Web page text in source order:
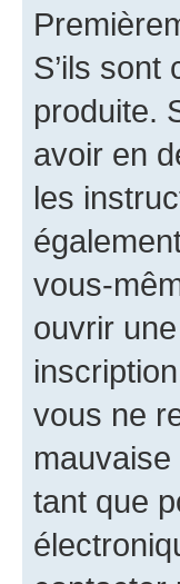
S’ils
produite.
avoir en
les
vous-
ouvrir
vous ne
tant que